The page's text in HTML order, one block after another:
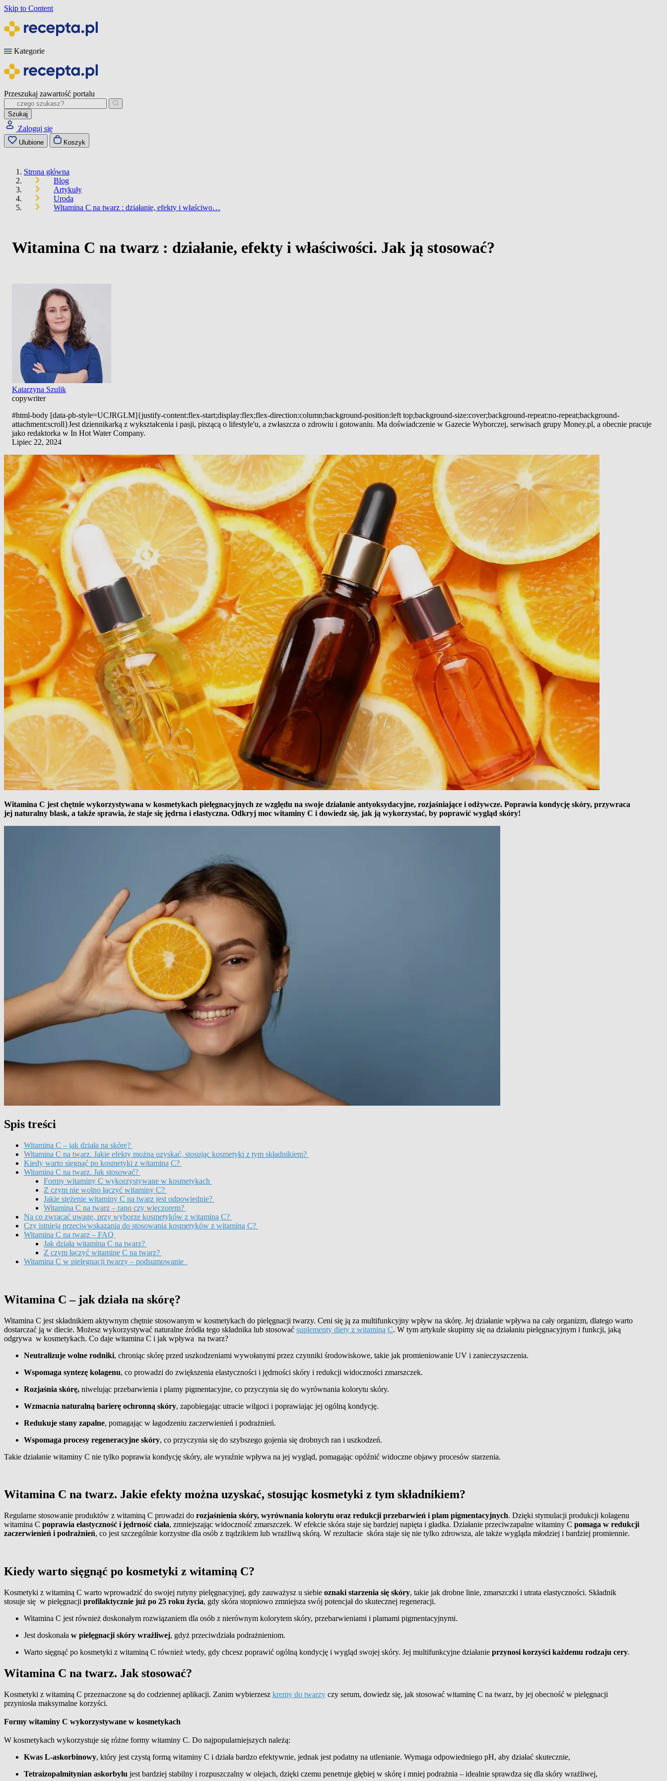
Skip to Content
Kategorie
Przeszukaj zawartość portalu
Szukaj
Zaloguj się
Ulubione Koszyk
Strona główna
Blog
Artykuły
Uroda
Witamina C na twarz : działanie, efekty i właściwo…
Witamina C na twarz : działanie, efekty i właściwości. Jak ją stosować?
Katarzyna Szulik
copywriter
#html-body [data-pb-style=UCJRGLM]{justify-content:flex-start;display:flex;flex-direction:column;background-position:left top;background-size:cover;background-repeat:no-repeat;background-
attachment:scroll}Jest dziennikarką z wykształcenia i pasji, piszącą o lifestyle'u, a zwłaszcza o zdrowiu i gotowaniu. Ma doświadczenie w Gazecie Wyborczej, serwisach grupy Money.pl, a obecnie pracuje
jako redaktorka w In Hot Water Company.
Lipiec 22, 2024
Witamina C jest chętnie wykorzystywana w kosmetykach pielęgnacyjnych ze względu na swoje działanie antyoksydacyjne, rozjaśniające i odżywcze. Poprawia kondycję skóry, przywraca
jej naturalny blask, a także sprawia, że staje się jędrna i elastyczna. Odkryj moc witaminy C i dowiedz się, jak ją wykorzystać, by poprawić wygląd skóry!
Spis treści
Witamina C – jak działa na skórę?
Witamina C na twarz. Jakie efekty można uzyskać, stosując kosmetyki z tym składnikiem?
Kiedy warto sięgnąć po kosmetyki z witaminą C?
Witamina C na twarz. Jak stosować?
Formy witaminy C wykorzystywane w kosmetykach
Z czym nie wolno łączyć witaminy C?
Jakie stężenie witaminy C na twarz jest odpowiednie?
Witamina C na twarz – rano czy wieczorem?
Na co zwracać uwagę, przy wyborze kosmetyków z witaminą C?
Czy istnieją przeciwwskazania do stosowania kosmetyków z witaminą C?
Witamina C na twarz – FAQ
Jak działa witamina C na twarz?
Z czym łączyć witaminę C na twarz?
Witamina C w pielęgnacji twarzy – podsumowanie
Witamina C – jak działa na skórę?
Witamina C jest składnikiem aktywnym chętnie stosowanym w kosmetykach do pielęgnacji twarzy. Ceni się ją za multifunkcyjny wpływ na skórę. Jej działanie wpływa na cały organizm, dlatego warto
dostarczać ją w diecie. Możesz wykorzystywać naturalne źródła tego składnika lub stosować suplementy diety z witaminą C. W tym artykule skupimy się na działaniu pielęgnacyjnym i funkcji, jaką
odgrywa w kosmetykach. Co daje witamina C i jak wpływa na twarz?
Neutralizuje wolne rodniki, chroniąc skórę przed uszkodzeniami wywołanymi przez czynniki środowiskowe, takie jak promieniowanie UV i zanieczyszczenia.
Wspomaga syntezę kolagenu, co prowadzi do zwiększenia elastyczności i jędrności skóry i redukcji widoczności zmarszczek.
Rozjaśnia skórę, niwelując przebarwienia i plamy pigmentacyjne, co przyczynia się do wyrównania kolorytu skóry.
Wzmacnia naturalną barierę ochronną skóry, zapobiegając utracie wilgoci i poprawiając jej ogólną kondycję.
Redukuje stany zapalne, pomagając w łagodzeniu zaczerwienień i podrażnień.
Wspomaga procesy regeneracyjne skóry, co przyczynia się do szybszego gojenia się drobnych ran i uszkodzeń.
Takie działanie witaminy C nie tylko poprawia kondycję skóry, ale wyraźnie wpływa na jej wygląd, pomagając opóźnić widoczne objawy procesów starzenia.
Witamina C na twarz. Jakie efekty można uzyskać, stosując kosmetyki z tym składnikiem?
Regularne stosowanie produktów z witaminą C prowadzi do rozjaśnienia skóry, wyrównania kolorytu oraz redukcji przebarwień i plam pigmentacyjnych. Dzięki stymulacji produkcji kolagenu
witamina C poprawia elastyczność i jędrność ciała, zmniejszając widoczność zmarszczek. W efekcie skóra staje się bardziej napięta i gładka. Działanie przeciwzapalne witaminy C pomaga w redukcji
zaczerwienień i podrażnień, co jest szczególnie korzystne dla osób z trądzikiem lub wrażliwą skórą. W rezultacie skóra staje się nie tylko zdrowsza, ale także wygląda młodziej i bardziej promiennie.
Kiedy warto sięgnąć po kosmetyki z witaminą C?
Kosmetyki z witaminą C warto wprowadzić do swojej rutyny pielęgnacyjnej, gdy zauważysz u siebie oznaki starzenia się skóry, takie jak drobne linie, zmarszczki i utrata elastyczności. Składnik
stosuje się w pielęgnacji profilaktycznie już po 25 roku życia, gdy skóra stopniowo zmniejsza swój potencjał do skutecznej regeneracji.
Witamina C jest również doskonałym rozwiązaniem dla osób z nierównym kolorytem skóry, przebarwieniami i plamami pigmentacyjnymi.
Jest doskonała w pielęgnacji skóry wrażliwej, gdyż przeciwdziała podrażnieniom.
Warto sięgnąć po kosmetyki z witaminą C również wtedy, gdy chcesz poprawić ogólną kondycję i wygląd swojej skóry. Jej multifunkcyjne działanie przynosi korzyści każdemu rodzaju cery.
Witamina C na twarz. Jak stosować?
Kosmetyki z witaminą C przeznaczone są do codziennej aplikacji. Zanim wybierzesz kremy do twarzy czy serum, dowiedz się, jak stosować witaminę C na twarz, by jej obecność w pielęgnacji
przyniosła maksymalne korzyści.
Formy witaminy C wykorzystywane w kosmetykach
W kosmetykach wykorzystuje się różne formy witaminy C. Do najpopularniejszych należą:
Kwas L-askorbinowy, który jest czystą formą witaminy C i działa bardzo efektywnie, jednak jest podatny na utlenianie. Wymaga odpowiedniego pH, aby działać skutecznie,
Tetraizopalmitynian askorbylu jest bardziej stabilny i rozpuszczalny w olejach, dzięki czemu penetruje głębiej w skórę i mniej podrażnia – idealnie sprawdza się dla skóry wrażliwej,